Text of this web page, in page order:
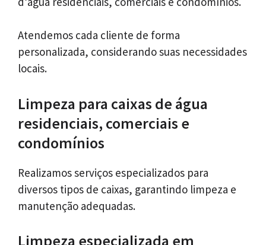
Atendemos cada cliente de forma
personalizada, considerando suas necessidades
locais.
Limpeza para caixas de água
residenciais, comerciais e
condomínios
Realizamos serviços especializados para
diversos tipos de caixas, garantindo limpeza e
manutenção adequadas.
Limpeza especializada em